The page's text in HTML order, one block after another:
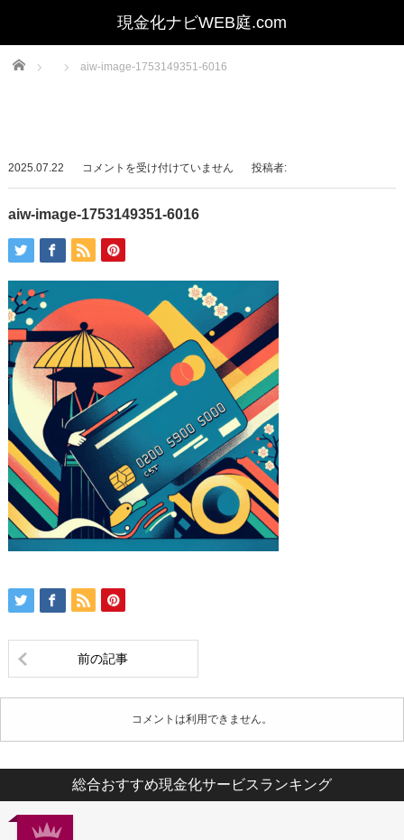
Home aiw-image-1753149351-6016
2025.07.22
aiw-
image-
1753149351-
は
コメントを受け付けていません 投稿者:
aiw-image-1753149351-6016
前の記事
コメントは利用できません。
総合おすすめ現金化サービスランキング